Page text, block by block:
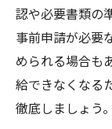
認や必要書類の
事前申請が必要
められる場合も
給できなくなる
徹底しましょう。